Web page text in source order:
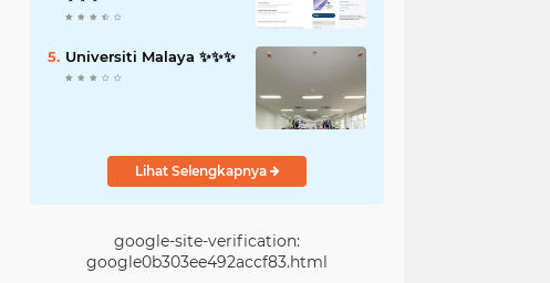
Universiti Malaya ✨️✨️✨️
Lihat Selengkapnya
google-site-verification:
google0b303ee492accf83.html